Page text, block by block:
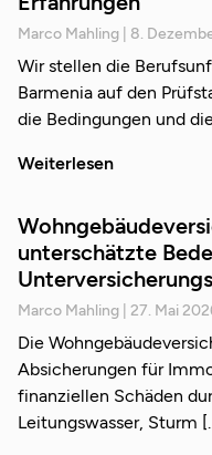
Marco Mahling 8.
Wir stellen die
Barmenia auf den
die Bedingungen und
Weiterlesen
unterschätzte
Marco Mahling 27. Mai
Die
Absicherungen für
finanziellen Schäden
Leitungswasser, Sturm